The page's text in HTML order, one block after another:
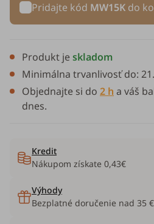
Pridajte kód MW15K do
Produkt jeskladom
Minimálna trvanlivosť do:
Objednajte si do 2 h a váš
dnes.
Kredit
Nákupom získate 0,43€
Výhody
Bezplatné doručenie nad 35 €